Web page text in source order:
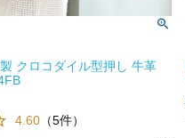
クロコダイル型押し 牛革
4.60 （5件）